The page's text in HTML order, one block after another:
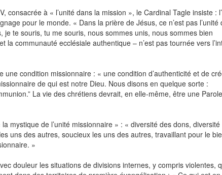
à « l’unité dans la mission », le Cardinal Tagle insiste :
pour le monde. « Dans la prière de Jésus, ce n’est pas l’unité
te souris, tu me souris, nous sommes unis, nous sommes bien
la communauté ecclésiale authentique – n’est pas tournée vers
une condition missionnaire : « une condition d’authenticité et de
de qui est notre Dieu. Nous disons en quelque sorte :
La vie des chrétiens devrait, en elle‑même, être une
mystique de l’unité missionnaire » : « diversité des dons,
uns des autres, soucieux les uns des autres, travaillant pour le
»
douleur les situations de divisions internes, y compris violentes,